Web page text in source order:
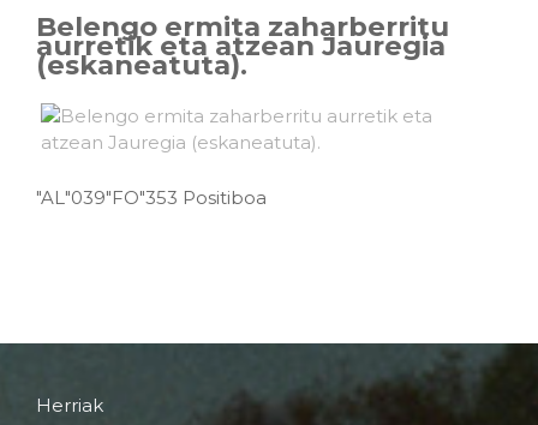
Belengo ermita zaharberritu
aurretik eta atzean Jauregia
(eskaneatuta).
"AL"039"FO"353 Positiboa
Herriak